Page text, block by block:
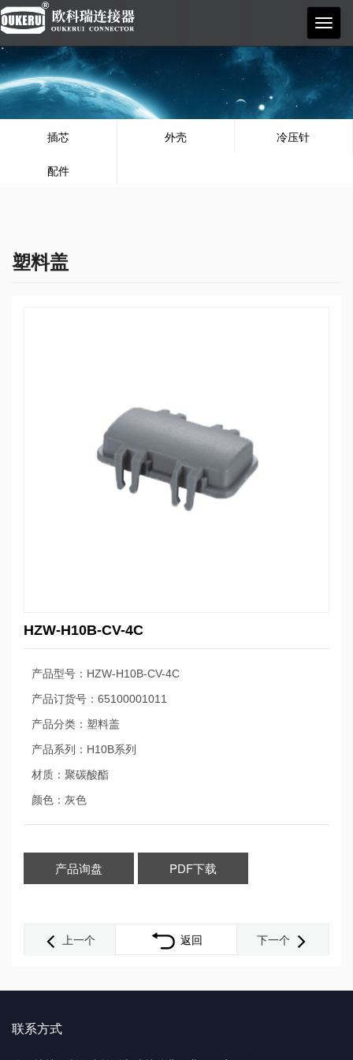
欧科
瑞
插芯 外壳 冷压针
配件
塑料盖
HZW-H10B-CV-4C
产品型号：HZW-H10B-CV-4C
产品订货号：65100001011
产品分类：塑料盖
产品系列：H10B系列
材质：聚碳酸酯
颜色：灰色
产品询盘 PDF下载
上一个 返回 下一个
联系方式